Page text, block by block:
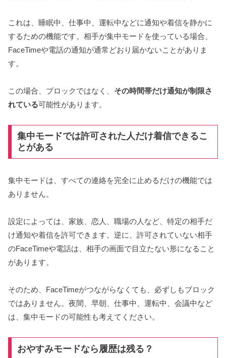
これは、睡眠中、仕事中、運転中などに通知や着信を静かに
するための機能です。相手が集中モードを使っている場合、
FaceTimeや電話の通知が通常どおり届かないことがありま
す。
この場合、ブロックではなく、 その時間帯だけ通知が制限さ
れている可能性があります。
集中モードでは許可された人だけ着信できるこ
とがある
集中モードは、すべての連絡を完全に止めるだけの機能では
ありません。
設定によっては、家族、恋人、職場の人など、特定の相手だ
け通知や着信を許可できます。逆に、許可されていない相手
のFaceTimeや電話は、相手の画面で目立たない形になること
があります。
そのため、FaceTimeがつながらなくても、必ずしもブロック
ではありません。夜間、早朝、仕事中、運転中、会議中など
は、集中モードの可能性も考えてください。
おやすみモードなら履歴は残る？